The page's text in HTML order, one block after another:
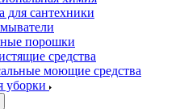
для сантехники
порошки
средства
моющие средства
уборки